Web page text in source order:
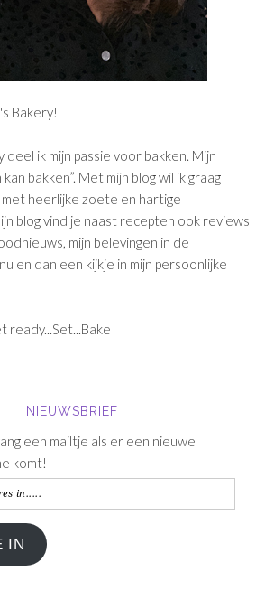
Bakery!
deel ik mijn passie voor bakken. Mijn
bakken”. Met mijn blog wil ik graag
heerlijke zoete en hartige
blog vind je naast recepten ook reviews
mijn belevingen in de
en dan een kijkje in mijn persoonlijke
ready...Set...Bake
NIEUWSBRIEF
een mailtje als er een nieuwe
komt!
IN